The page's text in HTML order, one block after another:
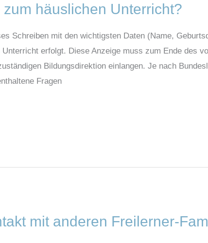
häuslichen Unterricht?
Schreiben mit den wichtigsten Daten (Name,
erfolgt. Diese Anzeige muss zum Ende des
Bildungsdirektion einlangen. Je nach
Fragen
mit anderen Freilerner-